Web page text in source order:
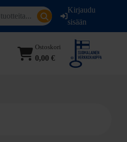
Kirjaudu
sisään
Ostoskori
0,00 €